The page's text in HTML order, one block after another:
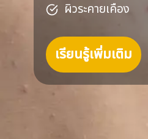
ผิวระคายเคือง
เรียนรู้เพิ่มเติม